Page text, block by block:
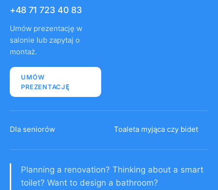
+48 71 723 40 83
Umów prezentację w
salonie lub zapytaj o
montaż.
UMÓW
PREZENTACJĘ
Dla seniorów Toaleta myjąca czy bidet
Planning a renovation? Thinking about a smart
toilet? Want to design a bathroom?